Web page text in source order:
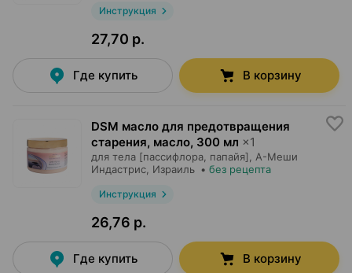
Инструкция
27,70 р.
Где купить В корзину
DSM масло для предотвращения
старения, масло, 300 мл ×1
для тела [пассифлора, папайя],
А-Меши
Индастрис , Израиль • без рецепта
Инструкция
26,76 р.
Где купить В корзину